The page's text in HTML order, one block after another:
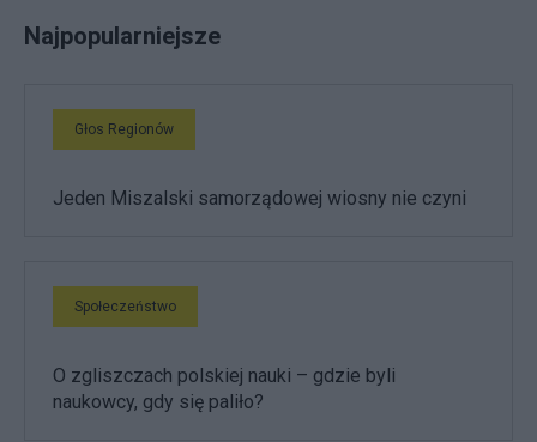
Najpopularniejsze
Głos Regionów
Jeden Miszalski samorządowej wiosny nie czyni
Społeczeństwo
O zgliszczach polskiej nauki – gdzie byli
naukowcy, gdy się paliło?